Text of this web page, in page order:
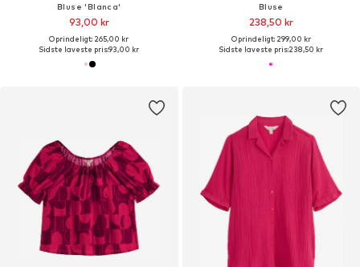
Bluse 'Blanca'
93,00 kr
Oprindeligt: 265,00 kr
Sidste laveste pris:93,00 kr
Bluse
238,50 kr
Oprindeligt: 299,00 kr
Sidste laveste pris:238,50 kr